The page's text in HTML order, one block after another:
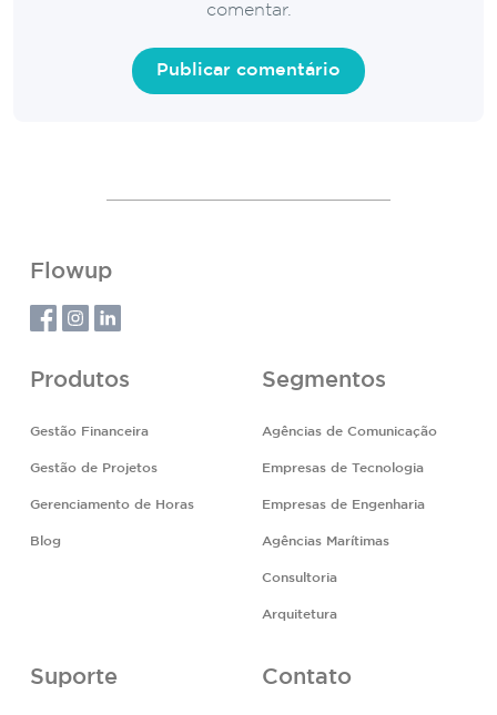
comentar.
Flowup
Produtos
Gestão Financeira
Gestão de Projetos
Gerenciamento de Horas
Blog
Segmentos
Agências de Comunicação
Empresas de Tecnologia
Empresas de Engenharia
Agências Marítimas
Consultoria
Arquitetura
Suporte Contato